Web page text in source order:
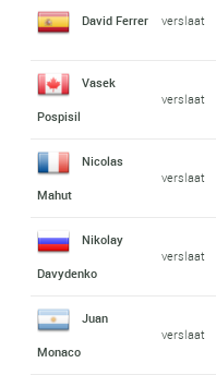
David Ferrer verslaat
Vasek
Pospisil
verslaat
Nicolas
Mahut
verslaat
Nikolay
Davydenko
verslaat
Juan
Monaco
verslaat